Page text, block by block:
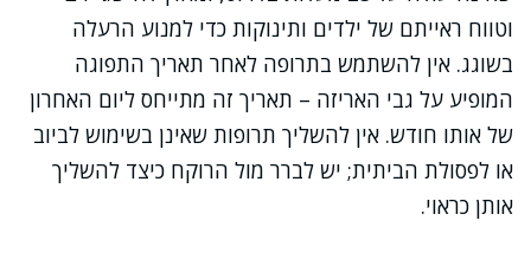
וטווח ראייתם של ילדים ותינוקות כדי למנוע הרעלה
בשוגג. אין להשתמש בתרופה לאחר תאריך התפוגה
המופיע על גבי האריזה – תאריך זה מתייחס ליום האחרון
של אותו חודש. אין להשליך תרופות שאינן בשימוש לביוב
או לפסולת הביתית; יש לברר מול הרוקח כיצד להשליך
אותן כראוי.